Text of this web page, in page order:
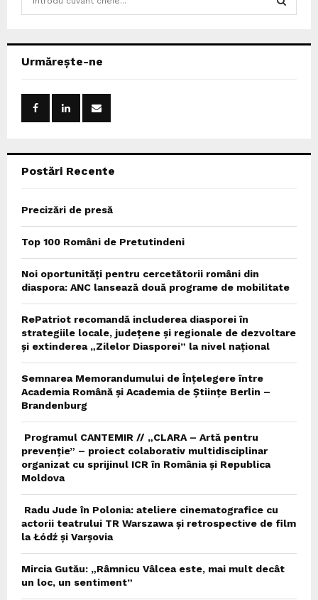
h
Urmărește-ne
Postări Recente
Precizări de presă
Top 100 Români de Pretutindeni
Noi oportunități pentru cercetătorii români din
diaspora: ANC lansează două programe de mobilitate
RePatriot recomandă includerea diasporei în
strategiile locale, județene și regionale de dezvoltare
și extinderea „Zilelor Diasporei” la nivel național
Semnarea Memorandumului de Înțelegere între
Academia Română și Academia de Științe Berlin –
Brandenburg
Programul CANTEMIR // „CLARA – Artă pentru
prevenție” – proiect colaborativ multidisciplinar
organizat cu sprijinul ICR în România și Republica
Moldova
Radu Jude în Polonia: ateliere cinematografice cu
actorii teatrului TR Warszawa și retrospective de film
la Łódź și Varșovia
Mircia Gutău: „Râmnicu Vâlcea este, mai mult decât
un loc, un sentiment”